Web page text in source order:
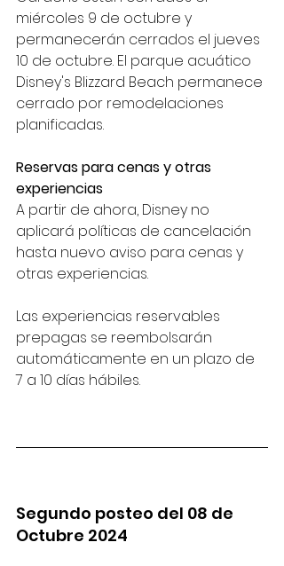
miércoles 9 de octubre y
permanecerán cerrados el jueves
10 de octubre. El parque acuático
Disney's Blizzard Beach permanece
cerrado por remodelaciones
planificadas.
Reservas para cenas y otras
experiencias
A partir de ahora, Disney no
aplicará políticas de cancelación
hasta nuevo aviso para cenas y
otras experiencias.
Las experiencias reservables
prepagas se reembolsarán
automáticamente en un plazo de
7 a 10 días hábiles.
Segundo posteo del 08 de
Octubre 2024